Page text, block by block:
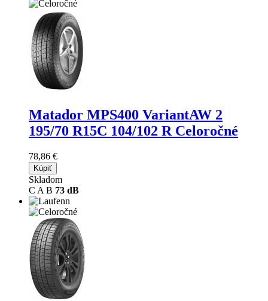
Matador MPS400 VariantAW 2
195/70 R15C 104/102 R Celoročné
78,86 €
Kúpiť
Skladom
C A B 73 dB